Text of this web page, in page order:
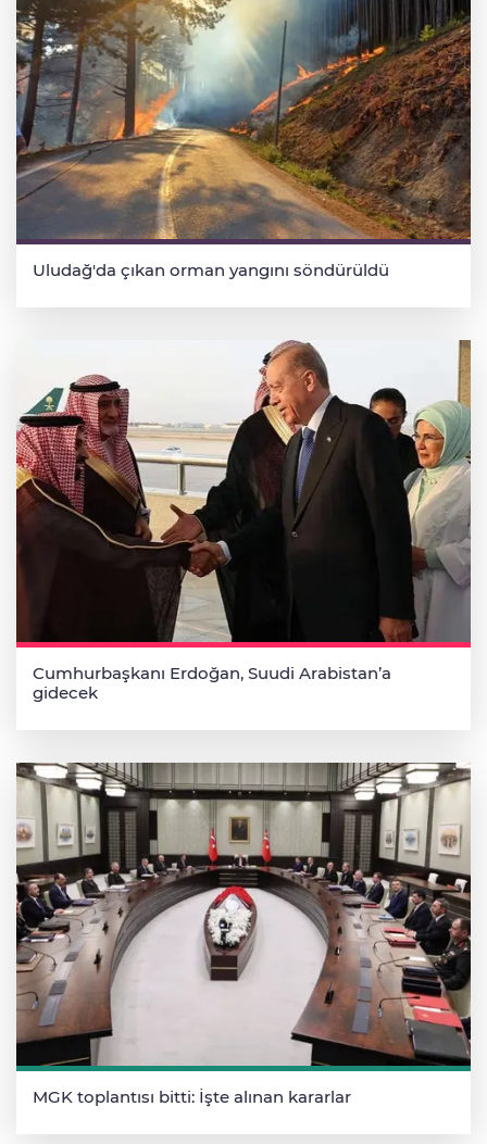
Uludağ'da çıkan orman yangını söndürüldü
Cumhurbaşkanı Erdoğan, Suudi Arabistan’a
gidecek
MGK toplantısı bitti: İşte alınan kararlar